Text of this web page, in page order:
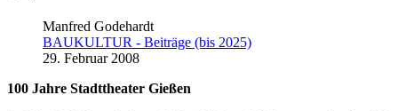
Manfred Godehardt
BAUKULTUR - Beiträge (bis 2025)
29. Februar 2008
100 Jahre Stadttheater Gießen